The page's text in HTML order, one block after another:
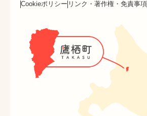
Cookieポリシー リンク・著作権・免責事項